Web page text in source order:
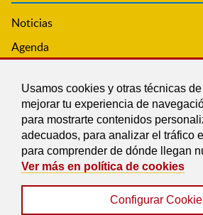
Usamos cookies y otras técnicas
mejorar tu experiencia de
para mostrarte contenidos
adecuados, para analizar el tráfico
para comprender de dónde llegan
Ver más en política de cookies
Configurar
Noticias
Agenda
Entidades y asociaciones
Política de Cookies |